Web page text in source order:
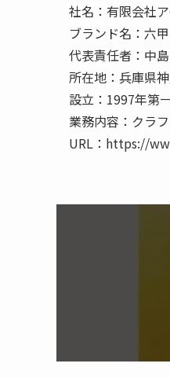
社名：有限会社
ブランド名：六
代表責任者：中
所在地：兵庫県
設立：1997年第
業務内容：クラ
URL：https://